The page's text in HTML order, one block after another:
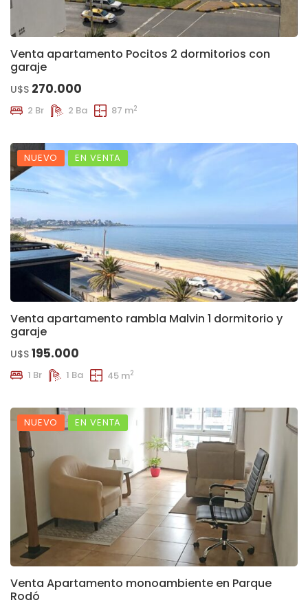
Venta apartamento Pocitos 2 dormitorios con
garaje
U$S 270.000
2 Br 2 Ba 87 m2
NUEVO EN VENTA
Venta apartamento rambla Malvin 1 dormitorio y
garaje
U$S 195.000
1 Br 1 Ba 45 m2
NUEVO EN VENTA
Venta Apartamento monoambiente en Parque
Rodó